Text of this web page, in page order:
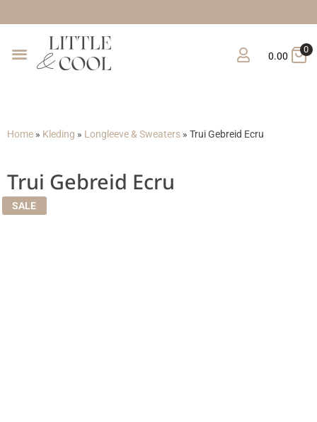
0.00
0
Home » Kleding » Longleeve & Sweaters » Trui Gebreid Ecru
Trui Gebreid Ecru
SALE